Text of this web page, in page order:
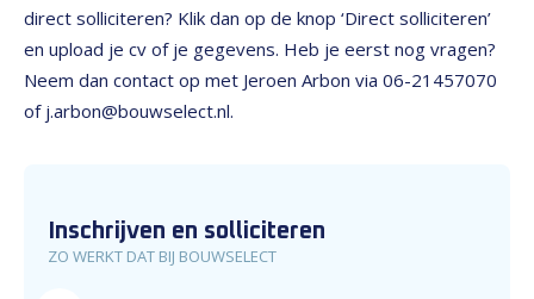
direct solliciteren? Klik dan op de knop ‘Direct solliciteren’
en upload je cv of je gegevens. Heb je eerst nog vragen?
Neem dan contact op met Jeroen Arbon via 06-21457070
of j.arbon@bouwselect.nl.
Inschrijven en solliciteren
ZO WERKT DAT BIJ BOUWSELECT